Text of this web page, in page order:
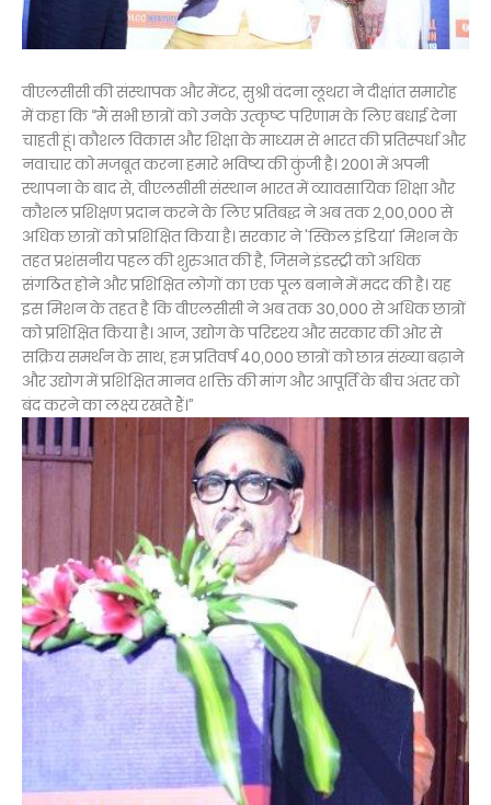
वीएलसीसी की संस्थापक और मेंटर, सुश्री वंदना लूथरा ने दीक्षांत समारोह
में कहा कि “मैं सभी छात्रों को उनके उत्कृष्ट परिणाम के लिए बधाई देना
चाहती हूं। कौशल विकास और शिक्षा के माध्यम से भारत की प्रतिस्पर्धा और
नवाचार को मजबूत करना हमारे भविष्य की कुंजी है। 2001 में अपनी
स्थापना के बाद से, वीएलसीसी संस्थान भारत में व्यावसायिक शिक्षा और
कौशल प्रशिक्षण प्रदान करने के लिए प्रतिबद्ध ने अब तक 2,00,000 से
अधिक छात्रों को प्रशिक्षित किया है। सरकार ने 'स्किल इंडिया' मिशन के
तहत प्रशंसनीय पहल की शुरुआत की है, जिसने इंडस्ट्री को अधिक
संगठित होने और प्रशिक्षित लोगों का एक पूल बनाने में मदद की है। यह
इस मिशन के तहत है कि वीएलसीसी ने अब तक 30,000 से अधिक छात्रों
को प्रशिक्षित किया है। आज, उद्योग के परिदृश्य और सरकार की ओर से
सक्रिय समर्थन के साथ, हम प्रतिवर्ष 40,000 छात्रों को छात्र संख्या बढ़ाने
और उद्योग में प्रशिक्षित मानव शक्ति की मांग और आपूर्ति के बीच अंतर को
बंद करने का लक्ष्य रखते हैं।”